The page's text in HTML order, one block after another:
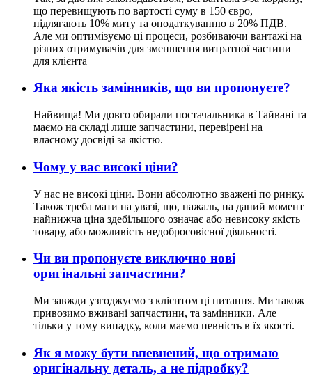
що перевищують по вартості суму в 150 євро,
підлягають 10% миту та оподаткуванню в 20% ПДВ.
Але ми оптимізуємо ці процеси, розбиваючи вантажі на
різних отримувачів для зменшення витратної частини
для клієнта
Яка якість замінників, що ви пропонуєте?
Найвища! Ми довго обирали постачальника в Тайвані та
маємо на складі лише запчастини, перевірені на
власному досвіді за якістю.
Чому у вас високі ціни?
У нас не високі ціни. Вони абсолютно зважені по ринку.
Також треба мати на увазі, що, нажаль, на даний момент
найнижча ціна здебільшого означає або невисоку якість
товару, або можливість недобросовісної діяльності.
Чи ви пропонуєте виключно нові
оригінальні запчастини?
Ми завжди узгоджуємо з клієнтом ці питання. Ми також
привозимо вживані запчастини, та замінники. Але
тільки у тому випадку, коли маємо певність в їх якості.
Як я можу бути впевнений, що отримаю
оригінальну деталь, а не підробку?